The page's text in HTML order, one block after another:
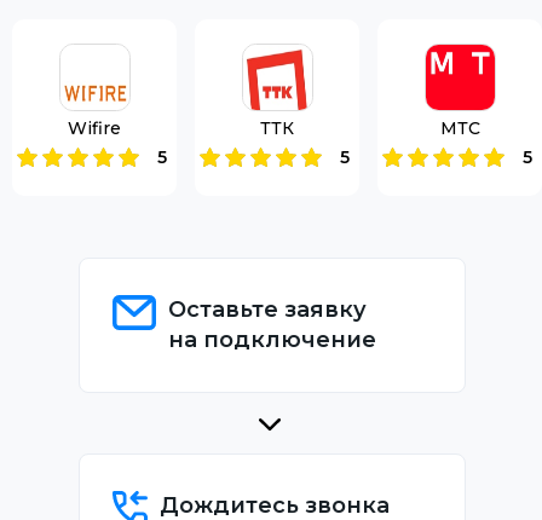
Wifire
5
ТТК
5
МТС
5
Оставьте заявку
на подключение
Дождитесь звонка